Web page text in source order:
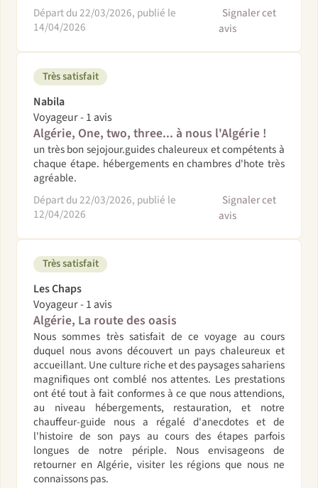
Départ du 22/03/2026, publié le
14/04/2026
Signaler cet
avis
Très satisfait
Nabila
Voyageur - 1 avis
Algérie, One, two, three... à nous l'Algérie !
un très bon sejojour.guides chaleureux et compétents à
chaque étape. hébergements en chambres d'hote très
agréable.
Départ du 22/03/2026, publié le
12/04/2026
Signaler cet
avis
Très satisfait
Les Chaps
Voyageur - 1 avis
Algérie, La route des oasis
Nous sommes très satisfait de ce voyage au cours
duquel nous avons découvert un pays chaleureux et
accueillant. Une culture riche et des paysages sahariens
magnifiques ont comblé nos attentes. Les prestations
ont été tout à fait conformes à ce que nous attendions,
au niveau hébergements, restauration, et notre
chauffeur-guide nous a régalé d'anecdotes et de
l'histoire de son pays au cours des étapes parfois
longues de notre périple. Nous envisageons de
retourner en Algérie, visiter les régions que nous ne
connaissons pas.